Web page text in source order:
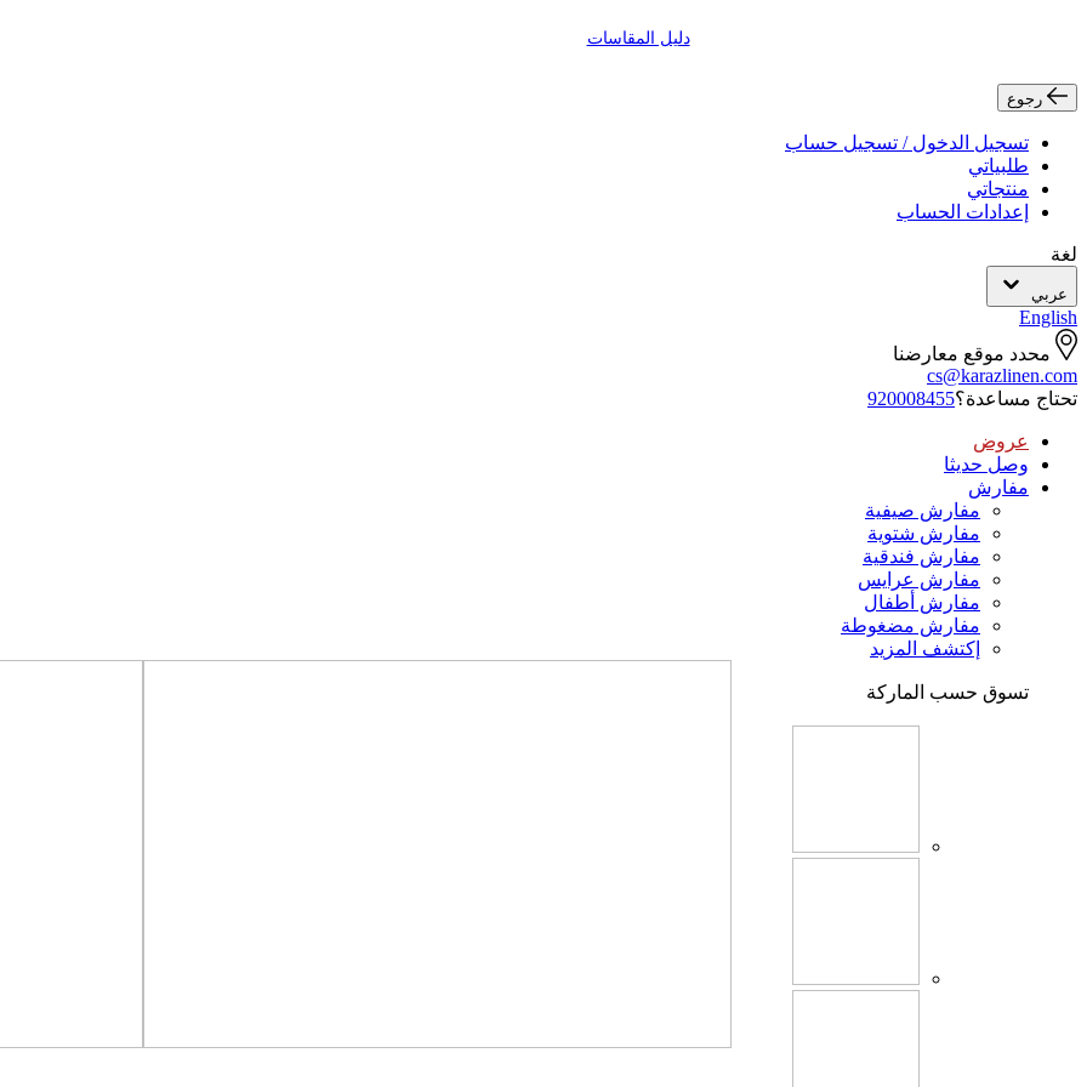
دليل المقاسات
رجوع
تسجيل الدخول / تسجيل حساب
طلبياتي
منتجاتي
إعدادات الحساب
لغة
عربي
English
محدد موقع معارضنا
cs@karazlinen.com
تحتاج مساعدة؟920008455
عروض
وصل حديثا
مفارش
مفارش صيفية
مفارش شتوية
مفارش فندقية
مفارش عرايس
مفارش أطفال
مفارش مضغوطة
إكتشف المزيد
تسوق حسب الماركة